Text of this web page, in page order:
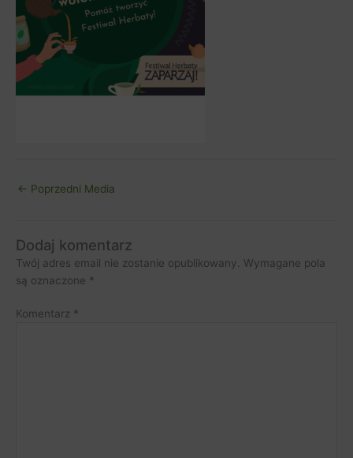
← Poprzedni Media
Dodaj komentarz
Twój adres email nie zostanie opublikowany.
Wymagane pola
są oznaczone *
Komentarz *